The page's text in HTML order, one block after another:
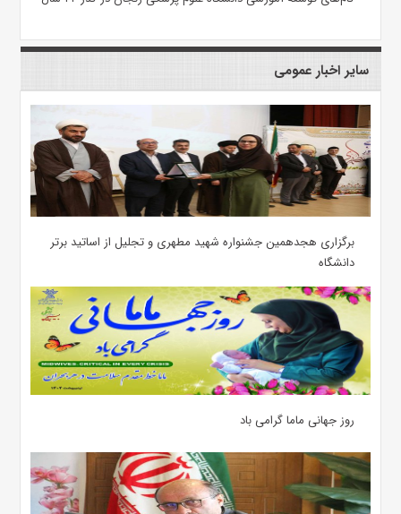
سایر اخبار عمومی
برگزاری هجدهمین جشنواره شهید مطهری و تجلیل از اساتید برتر
دانشگاه
روز جهانی ماما گرامی باد